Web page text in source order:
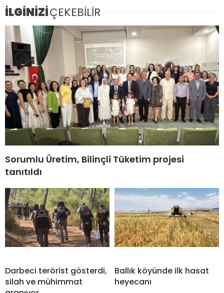
İLGİNİZİÇEKEBİLİR
Sorumlu Üretim, Bilinçli Tüketim projesi
tanıtıldı
Darbeci terörist gösterdi,
silah ve mühimmat
Ballık köyünde ilk hasat
heyecanı